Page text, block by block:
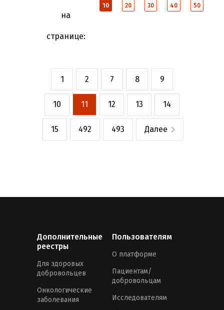
на
странице:
10 20 30 40 50
1 2 7 8 9
10 11 12 13 14
15 492 493 Далее
Дополнительные
реестры
Для здоровых
добровольцев
Онкологические
заболевания
Пользователям
О платформе
Пациентам/
добровольцам
Исследователям